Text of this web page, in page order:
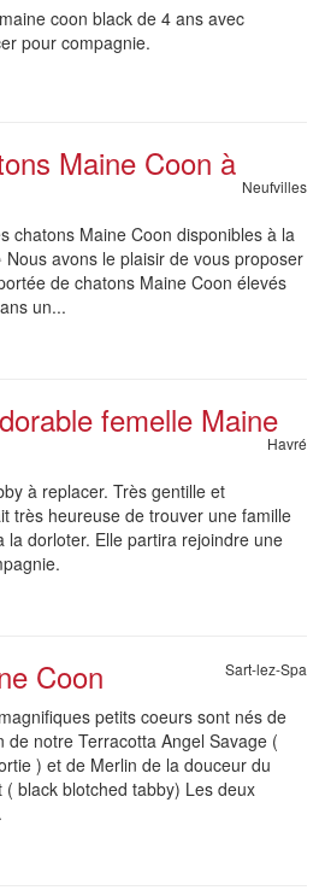
coon black de 4 ans avec
pour compagnie.
Maine Coon à
Neufvilles
chatons Maine Coon disponibles à la
Nous avons le plaisir de vous proposer
de chatons Maine Coon élevés
un...
femelle Maine
Havré
à replacer. Très gentille et
très heureuse de trouver une famille
la dorloter. Elle partira rejoindre une
Coon Sart-lez-Spa
petits coeurs sont nés de
de notre Terracotta Angel Savage (
) et de Merlin de la douceur du
( black blotched tabby) Les deux